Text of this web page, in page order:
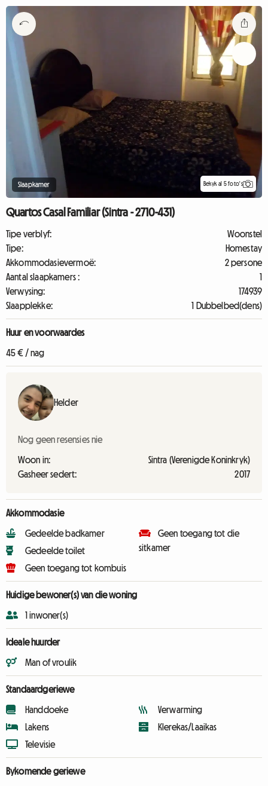
Slaapkamer Bekyk al 5 foto's
Quartos Casal Familiar (Sintra - 2710-431)
Tipe verblyf:
Woonstel
Tipe:
Homestay
Akkommodasievermoë:
2 persone
Aantal slaapkamers :
1
Verwysing:
174939
Slaapplekke:
1 Dubbelbed(dens)
Huur en voorwaardes
45 € / nag
Helder
Nog geen resensies nie
Woon in:
Sintra (Verenigde Koninkryk)
Gasheer sedert:
2017
Akkommodasie
Gedeelde badkamer
Gedeelde toilet
Geen toegang tot kombuis
Geen toegang tot die
sitkamer
Huidige bewoner(s) van die woning
1 inwoner(s)
Ideale huurder
Man of vroulik
Standaardgeriewe
Handdoeke
Lakens
Televisie
Verwarming
Klerekas/Laaikas
Bykomende geriewe